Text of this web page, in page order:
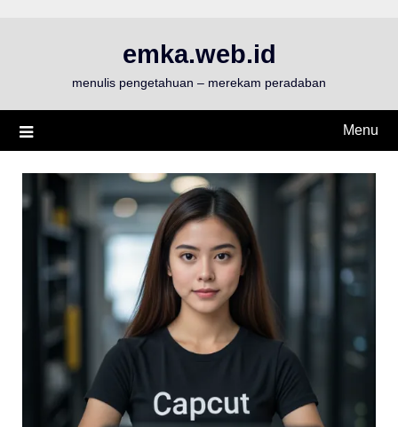
emka.web.id
menulis pengetahuan – merekam peradaban
Menu